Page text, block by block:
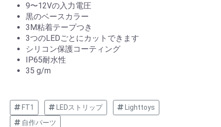
9〜12Vの入力電圧
黒のベースカラー
3M粘着テープつき
3つのLEDごとにカットできます
シリコン保護コーティング
IP65耐水性
35 g/m
FT1 LEDストリップ
Lighttoys
自作パーツ